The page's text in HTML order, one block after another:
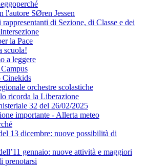
l'autore SØren Jessen
di Sezione, di Classe e dei
la Pace
scuola!
a leggere
Cinekids
orchestre scolastiche
ricorda la Liberazione
32 del 26/02/2025
importante - Allerta meteo
13 dicembre: nuove possibilità di
gennaio: nuove attività e maggiori
prenotarsi